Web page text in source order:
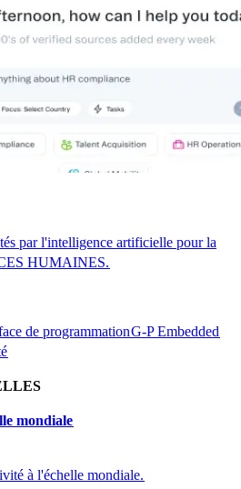
par l'intelligence artificielle pour la
HUMAINES.​​
de programmation​​G-P Embedded​​
mondiale​​
à l'échelle mondiale.​​